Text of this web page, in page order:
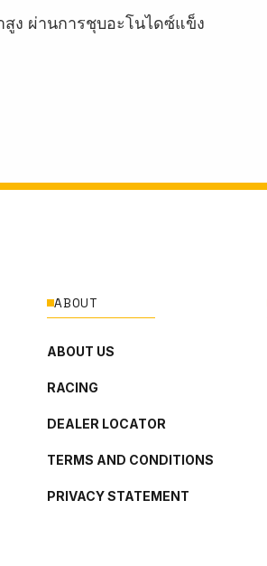
ง ผ่านการชุบอะโนไดซ์แข็ง
ABOUT
ABOUT US
RACING
DEALER LOCATOR
TERMS AND CONDITIONS
PRIVACY STATEMENT